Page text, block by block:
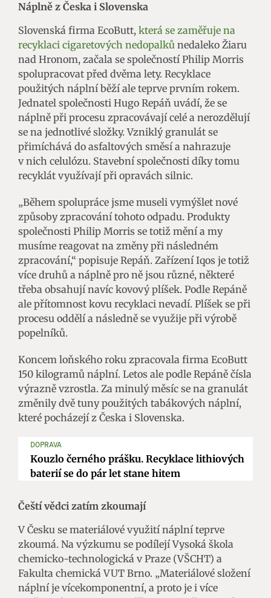
Náplně z Česka i Slovenska
Slovenská firma EcoButt, která se zaměřuje na
recyklaci cigaretových nedopalků nedaleko Žiaru
nad Hronom, začala se společností Philip Morris
spolupracovat před dvěma lety. Recyklace
použitých náplní běží ale teprve prvním rokem.
Jednatel společnosti Hugo Repáň uvádí, že se
náplně při procesu zpracovávají celé a nerozdělují
se na jednotlivé složky. Vzniklý granulát se
přimíchává do asfaltových směsí a nahrazuje
v nich celulózu. Stavební společnosti díky tomu
recyklát využívají při opravách silnic.
„Během spolupráce jsme museli vymýšlet nové
způsoby zpracování tohoto odpadu. Produkty
společnosti Philip Morris se totiž mění a my
musíme reagovat na změny při následném
zpracování,“ popisuje Repáň. Zařízení Iqos je totiž
více druhů a náplně pro ně jsou různé, některé
třeba obsahují navíc kovový plíšek. Podle Repáně
ale přítomnost kovu recyklaci nevadí. Plíšek se při
procesu oddělí a následně se využije při výrobě
popelníků.
Koncem loňského roku zpracovala firma EcoButt
150 kilogramů náplní. Letos ale podle Repáně čísla
výrazně vzrostla. Za minulý měsíc se na granulát
změnily dvě tuny použitých tabákových náplní,
které pocházejí z Česka i Slovenska.
DOPRAVA
Kouzlo černého prášku. Recyklace lithiových
baterií se do pár let stane hitem
Čeští vědci zatím zkoumají
V Česku se materiálové využití náplní teprve
zkoumá. Na výzkumu se podílejí Vysoká škola
chemicko-technologická v Praze (VŠCHT) a
Fakulta chemická VUT Brno. „Materiálové složení
náplní je vícekomponentní, a proto je i více